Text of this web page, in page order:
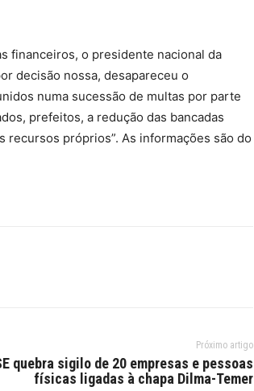
financeiros, o presidente nacional da
decisão nossa, desapareceu o
numa sucessão de multas por parte
prefeitos, a redução das bancadas
próprios”. As informações são do
Próximo artigo
quebra sigilo de 20 empresas e pessoas
físicas ligadas à chapa Dilma-Temer